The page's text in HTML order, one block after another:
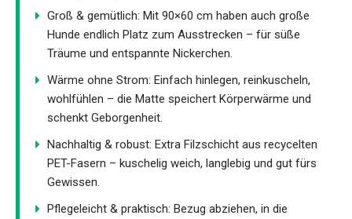
Groß & gemütlich: Mit 90×60 cm haben auch große
Hunde endlich Platz zum Ausstrecken – für süße
Träume und entspannte Nickerchen.
Wärme ohne Strom: Einfach hinlegen, reinkuscheln,
wohlfühlen – die Matte speichert Körperwärme und
schenkt Geborgenheit.
Nachhaltig & robust: Extra Filzschicht aus recycelten
PET-Fasern – kuschelig weich, langlebig und gut fürs
Gewissen.
Pflegeleicht & praktisch: Bezug abziehen, in die